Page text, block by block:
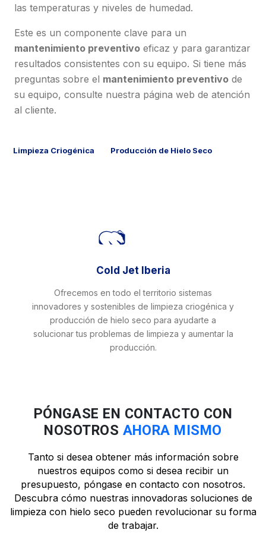
las temperaturas y niveles de humedad.
Este es un componente clave para un
mantenimiento preventivo eficaz y para garantizar
resultados consistentes con su equipo. Si tiene más
preguntas sobre el mantenimiento preventivo de
su equipo, consulte nuestra página web de atención
al cliente.
Limpieza Criogénica Producción de Hielo Seco
Cold Jet Iberia
Ofrecemos en todo el territorio sistemas
innovadores y sostenibles de limpieza criogénica y
producción de hielo seco para ayudarte a
solucionar tus problemas de limpieza y aumentar la
producción.
PÓNGASE EN CONTACTO CON
NOSOTROS AHORA MISMO
Tanto si desea obtener más información sobre
nuestros equipos como si desea recibir un
presupuesto, póngase en contacto con nosotros.
Descubra cómo nuestras innovadoras soluciones de
limpieza con hielo seco pueden revolucionar su forma
de trabajar.